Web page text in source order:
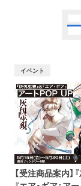
イベント
【受注商品案内】